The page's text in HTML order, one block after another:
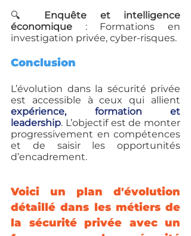
🔍
Enquête et intelligence
économique : Formations en
investigation privée, cyber-risques.
Conclusion
L’évolution dans la sécurité privée
expérience, formation et
leadership. L’objectif est de monter
progressivement en compétences
et de saisir les opportunités
d’encadrement.
Voici un plan d'évolution
détaillé dans les métiers de
la sécurité privée avec un